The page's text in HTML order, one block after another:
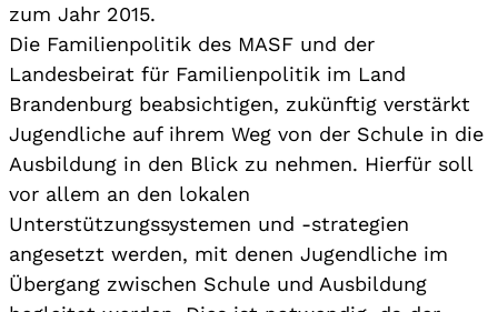
zum Jahr 2015.
Die Familienpolitik des MASF und der
Landesbeirat für Familienpolitik im Land
Brandenburg beabsichtigen, zukünftig verstärkt
Jugendliche auf ihrem Weg von der Schule in die
Ausbildung in den Blick zu nehmen. Hierfür soll
vor allem an den lokalen
Unterstützungssystemen und -strategien
angesetzt werden, mit denen Jugendliche im
Übergang zwischen Schule und Ausbildung